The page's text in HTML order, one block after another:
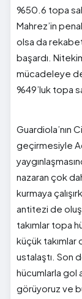
%50.6 topa
Mahrez’in
olsa da
başardı.
mücadeleye
%49’luk topa
Guardiola’nın
geçirmesiyle
nazaran çok
kurmaya
antitezi de
takımlar topa
küçük
ustalaştı. Son
hücumlarla gol
görüyoruz ve